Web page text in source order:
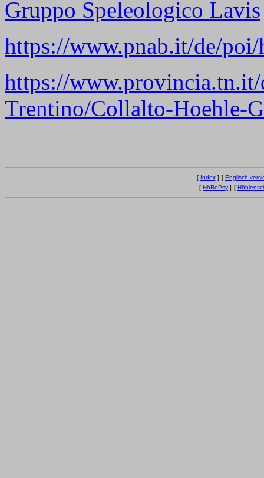
Gruppo Speleologico Lavis
https://www.pnab.it/de/
https://
Trentino/Collalto-Hoehle-
[ Index] [ Englisch
[ HöRePsy ] [